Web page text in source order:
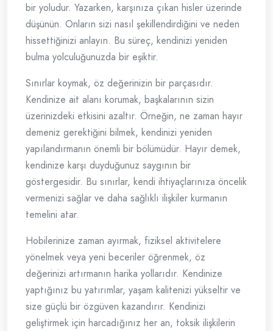
bir yoludur. Yazarken, karşınıza çıkan hisler üzerinde
düşünün. Onların sizi nasıl şekillendirdiğini ve neden
hissettiğinizi anlayın. Bu süreç, kendinizi yeniden
bulma yolculuğunuzda bir eşiktir.
Sınırlar koymak, öz değerinizin bir parçasıdır.
Kendinize ait alanı korumak, başkalarının sizin
üzerinizdeki etkisini azaltır. Örneğin, ne zaman hayır
demeniz gerektiğini bilmek, kendinizi yeniden
yapılandırmanın önemli bir bölümüdür. Hayır demek,
kendinize karşı duyduğunuz saygının bir
göstergesidir. Bu sınırlar, kendi ihtiyaçlarınıza öncelik
vermenizi sağlar ve daha sağlıklı ilişkiler kurmanın
temelini atar.
Hobilerinize zaman ayırmak, fiziksel aktivitelere
yönelmek veya yeni beceriler öğrenmek, öz
değerinizi artırmanın harika yollarıdır. Kendinize
yaptığınız bu yatırımlar, yaşam kalitenizi yükseltir ve
size güçlü bir özgüven kazandırır. Kendinizi
geliştirmek için harcadığınız her an, toksik ilişkilerin